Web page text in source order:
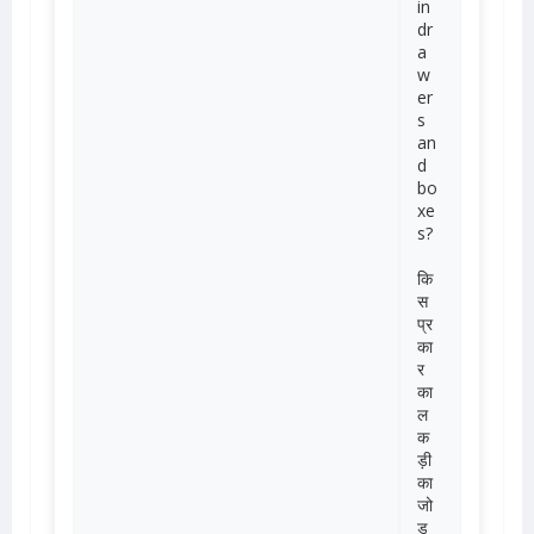
in
dr
a
w
er
s
an
d
bo
xe
s?
कि
स
प्र
का
र
का
ल
क
ड़ी
का
जो
ड़